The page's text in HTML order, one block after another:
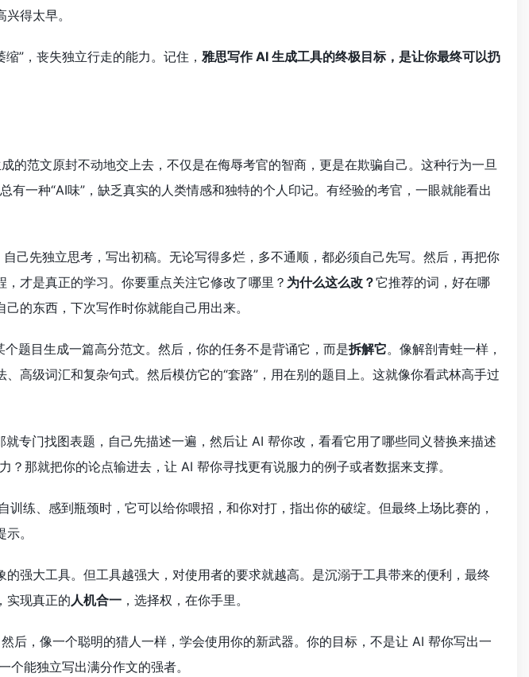
得太早。
”，丧失独立行走的能力。记住， 雅思写作 AI 生成工具的终极目标，是让你最终可以扔
的范文原封不动地交上去，不仅是在侮辱考官的智商，更是在欺骗自己。这种行为一旦
己先独立思考，写出初稿。无论写得多烂，多不通顺，都必须自己先写。然后，再把你
才是真正的学习。你要重点关注它修改了哪里？ 为什么这么改？它推荐的词，好在哪
的东西，下次写作时你就能自己用出来。
个题目生成一篇高分范文。然后，你的任务不是背诵它，而是拆解它。像解剖青蛙一样，
高级词汇和复杂句式。然后模仿它的“套路”，用在别的题目上。这就像你看武林高手过
专门找图表题，自己先描述一遍，然后让 AI 帮你改，看看它用了哪些同义替换来描述
？那就把你的论点输进去，让 AI 帮你寻找更有说服力的例子或者数据来支撑。
训练、感到瓶颈时，它可以给你喂招，和你对打，指出你的破绽。但最终上场比赛的，
。
强大工具。但工具越强大，对使用者的要求就越高。是沉溺于工具带来的便利，最终
实现真正的人机合一 ，选择权，在你手里。
后，像一个聪明的猎人一样，学会使用你的新武器。你的目标，不是让 AI 帮你写出一
个能独立写出满分作文的强者。